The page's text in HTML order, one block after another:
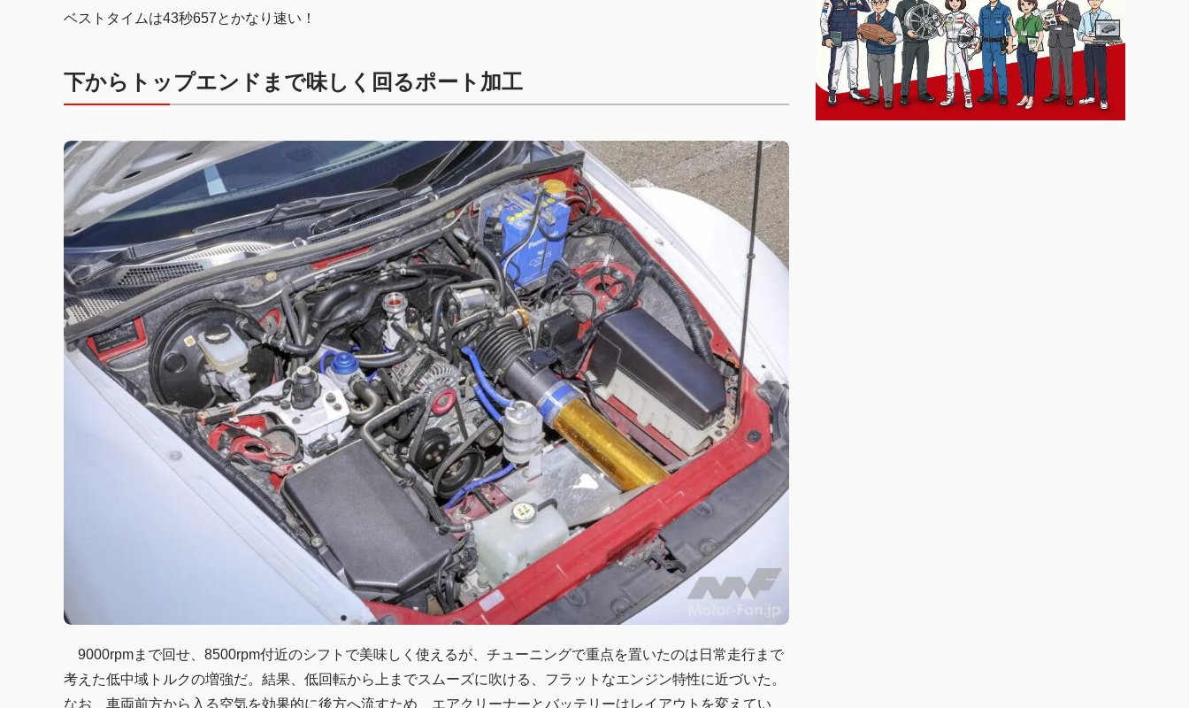
ベストタイムは43秒657とかなり速い！
下からトップエンドまで味しく回るポート加工
9000rpmまで回せ、8500rpm付近のシフトで美味しく使えるが、チューニングで重点を置いたのは日常走行まで
考えた低中域トルクの増強だ。結果、低回転から上までスムーズに吹ける、フラットなエンジン特性に近づいた。
なお、車両前方から入る空気を効果的に後方へ流すため、エアクリーナーとバッテリーはレイアウトを変えてい